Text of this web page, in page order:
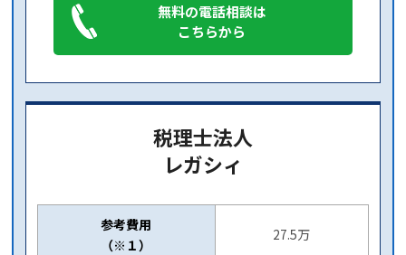
無料の電話相談は
こちらから
税理士法人
レガシィ
参考費用
（※１）
27.5万